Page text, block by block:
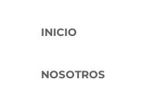
INICIO
NOSOTROS